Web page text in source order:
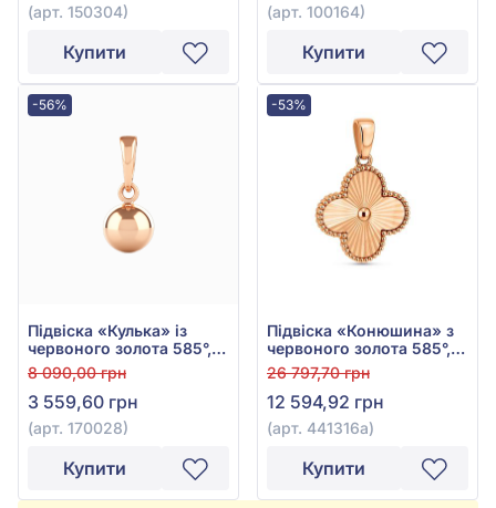
(арт. 150304)
Купити
(арт. 100164)
Купити
-56%
Підвіска «Кулька» із
червоного золота 585°,
без вставки, арт. 170028
8 090,00 грн
3 559,60 грн
(арт. 170028)
Купити
-53%
Підвіска «Конюшина» з
червоного золота 585°,
арт. 441316а
26 797,70 грн
12 594,92 грн
(арт. 441316а)
Купити